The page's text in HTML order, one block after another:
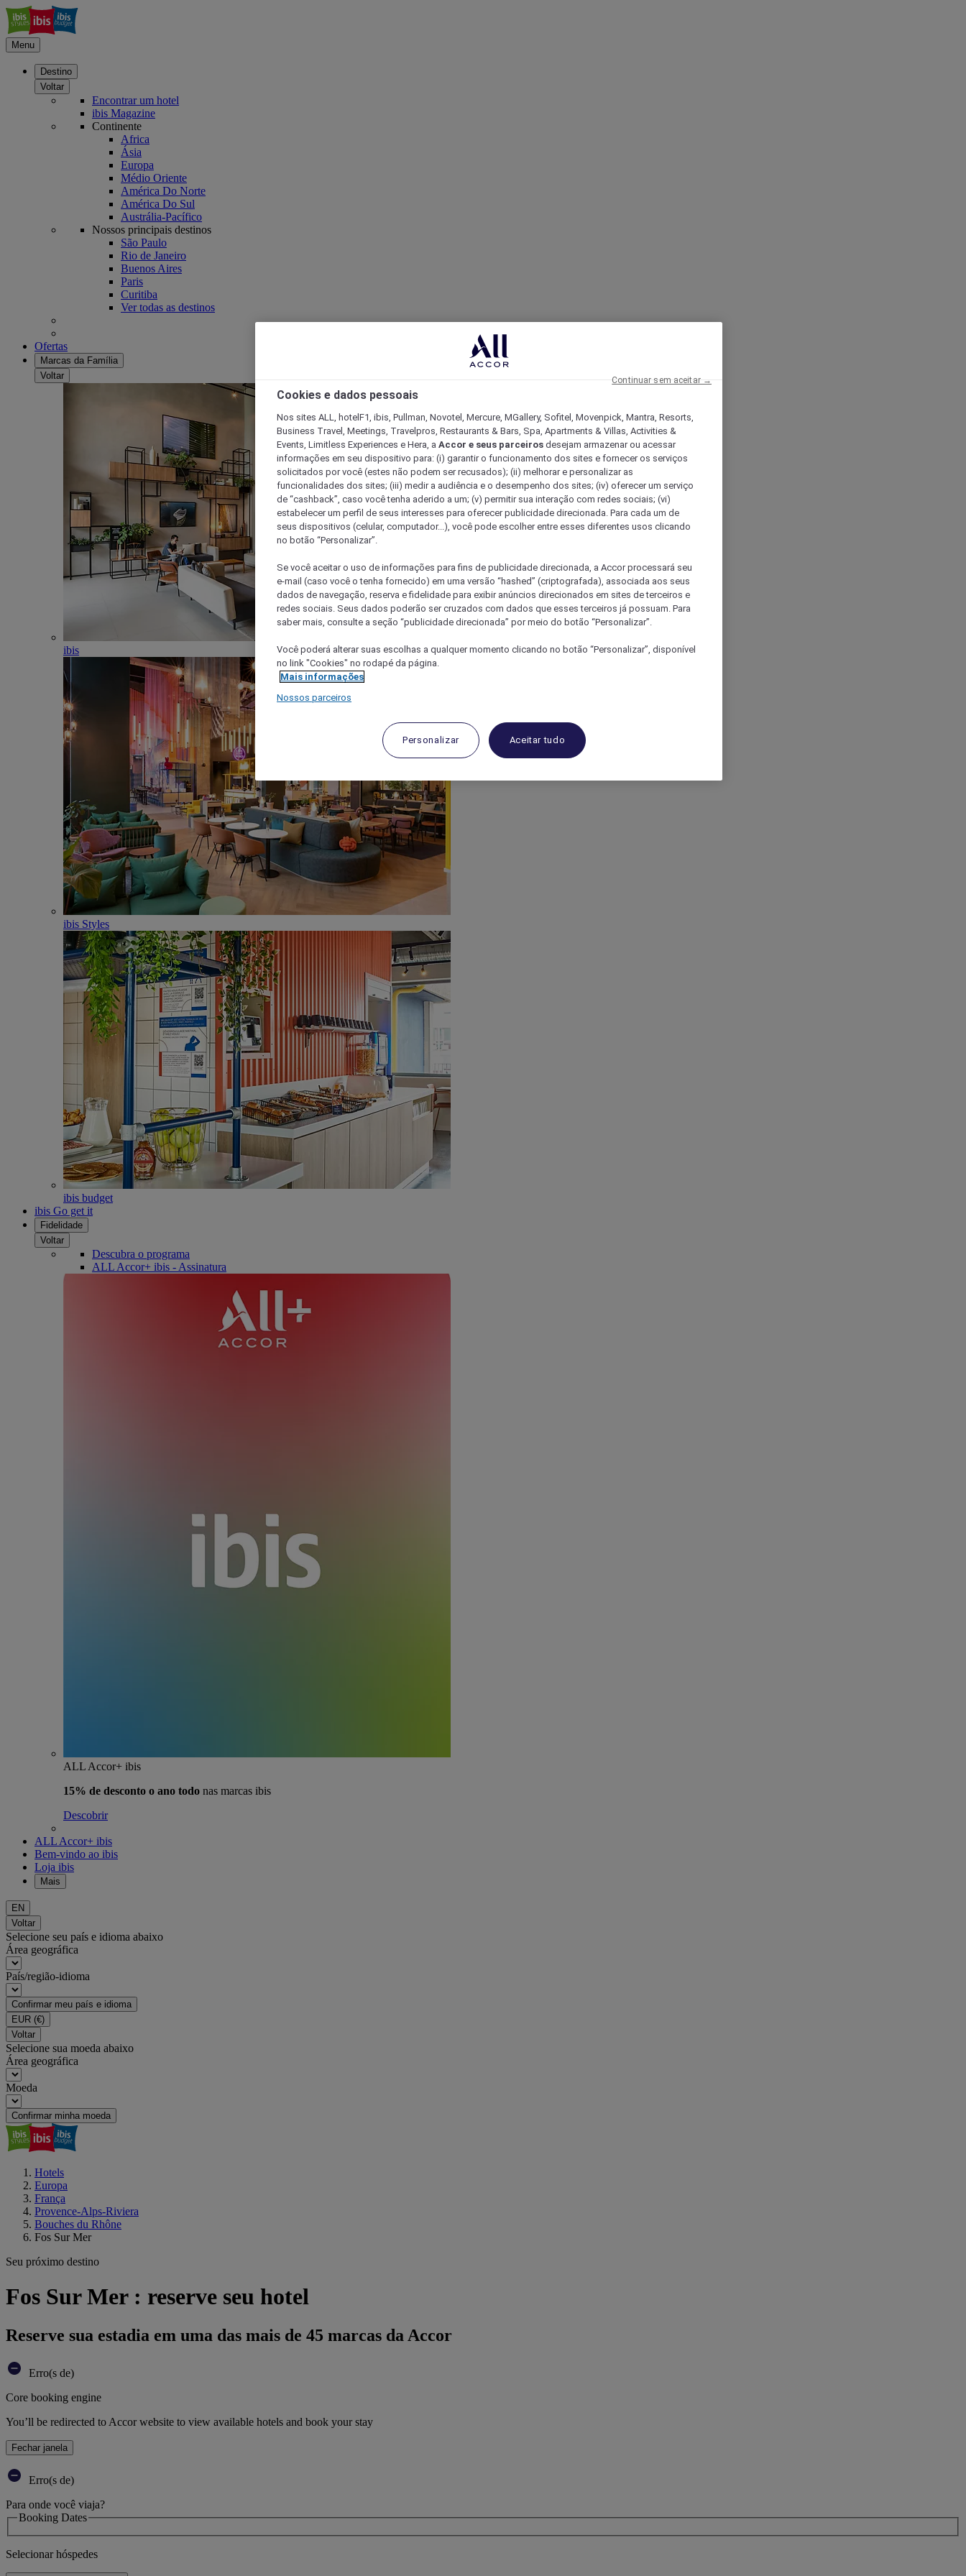
Menu
Destino
Voltar
Encontrar um hotel
ibis Magazine
Continente
Africa
Ásia
Europa
Médio Oriente
América Do Norte
América Do Sul
Austrália-Pacífico
Nossos principais destinos
São Paulo
Rio de Janeiro
Buenos Aires
Paris
Curitiba
Ver todas as destinos
Ofertas
Marcas da Família
Voltar
ibis
ibis Styles
ibis budget
ibis Go get it
Fidelidade
Voltar
Descubra o programa
ALL Accor+ ibis - Assinatura
ALL Accor+ ibis
15% de desconto o ano todo nas marcas ibis
Descobrir
ALL Accor+ ibis
Bem-vindo ao ibis
Loja ibis
Mais
EN
Voltar
Selecione seu país e idioma abaixo
Área geográfica
País/região-idioma
Confirmar meu país e idioma
EUR (€)
Voltar
Selecione sua moeda abaixo
Área geográfica
Moeda
Confirmar minha moeda
Hotels
Europa
França
Provence-Alps-Riviera
Bouches du Rhône
Fos Sur Mer
Seu próximo destino
Fos Sur Mer : reserve seu hotel
Reserve sua estadia em uma das mais de 45 marcas da Accor
Erro(s de)
Core booking engine
You’ll be redirected to Accor website to view available hotels and book your stay
Fechar janela
Erro(s de)
Para onde você viaja?
Booking Dates
Selecionar hóspedes
Cookies e dados pessoais
Nos sites ALL, hotelF1, ibis, Pullman, Novotel, Mercure, MGallery, Sofitel, Movenpick, Mantra, Resorts,
Business Travel, Meetings, Travelpros, Restaurants & Bars, Spa, Apartments & Villas, Activities &
Events, Limitless Experiences e Hera, a Accor e seus parceiros desejam armazenar ou acessar
informações em seu dispositivo para: (i) garantir o funcionamento dos sites e fornecer os serviços
solicitados por você (estes não podem ser recusados); (ii) melhorar e personalizar as
funcionalidades dos sites; (iii) medir a audiência e o desempenho dos sites; (iv) oferecer um serviço
de “cashback”, caso você tenha aderido a um; (v) permitir sua interação com redes sociais; (vi)
estabelecer um perfil de seus interesses para oferecer publicidade direcionada. Para cada um de
seus dispositivos (celular, computador...), você pode escolher entre esses diferentes usos clicando
no botão “Personalizar”.
Se você aceitar o uso de informações para fins de publicidade direcionada, a Accor processará seu
e-mail (caso você o tenha fornecido) em uma versão “hashed” (criptografada), associada aos seus
dados de navegação, reserva e fidelidade para exibir anúncios direcionados em sites de terceiros e
redes sociais. Seus dados poderão ser cruzados com dados que esses terceiros já possuam. Para
saber mais, consulte a seção “publicidade direcionada” por meio do botão “Personalizar”.
Você poderá alterar suas escolhas a qualquer momento clicando no botão “Personalizar”, disponível
no link "Cookies" no rodapé da página.
Mais informações
Nossos parceiros
Personalizar Aceitar tudo
Continuar sem aceitar →